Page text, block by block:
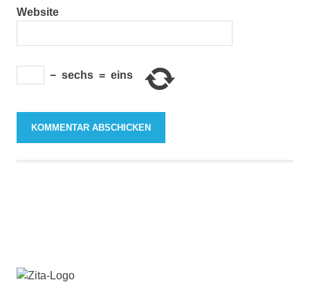
Website
− sechs = eins